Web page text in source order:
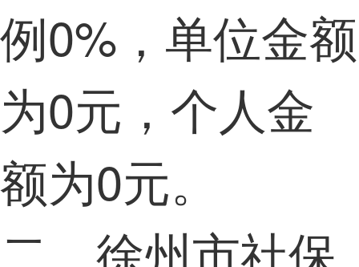
例0%，单位金额
为0元，个人金
额为0元。
二、徐州市社保